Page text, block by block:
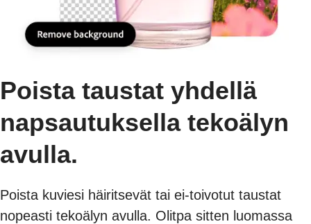
Poista taustat yhdellä
napsautuksella tekoälyn
avulla.
Poista kuviesi häiritsevät tai ei-toivotut taustat
nopeasti tekoälyn avulla. Olitpa sitten luomassa